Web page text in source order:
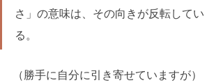
さ」の意味は、その向きが反転してい
る。
（勝手に自分に引き寄せていますが）